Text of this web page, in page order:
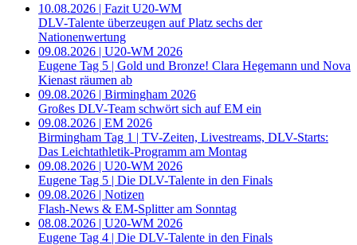
10.08.2026 | Fazit U20-WM
DLV-Talente überzeugen auf Platz sechs der
Nationenwertung
09.08.2026 | U20-WM 2026
Eugene Tag 5 | Gold und Bronze! Clara Hegemann und Nova
Kienast räumen ab
09.08.2026 | Birmingham 2026
Großes DLV-Team schwört sich auf EM ein
09.08.2026 | EM 2026
Birmingham Tag 1 | TV-Zeiten, Livestreams, DLV-Starts:
Das Leichtathletik-Programm am Montag
09.08.2026 | U20-WM 2026
Eugene Tag 5 | Die DLV-Talente in den Finals
09.08.2026 | Notizen
Flash-News & EM-Splitter am Sonntag
08.08.2026 | U20-WM 2026
Eugene Tag 4 | Die DLV-Talente in den Finals